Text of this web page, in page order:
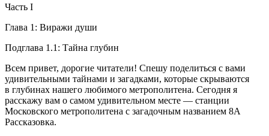
Часть I
Глава 1: Виражи души
Подглава 1.1: Тайна глубин
Всем привет, дорогие читатели! Спешу поделиться с вами
удивительными тайнами и загадками, которые скрываются
в глубинах нашего любимого метрополитена. Сегодня я
расскажу вам о самом удивительном месте — станции
Московского метрополитена с загадочным названием 8А
Рассказовка.